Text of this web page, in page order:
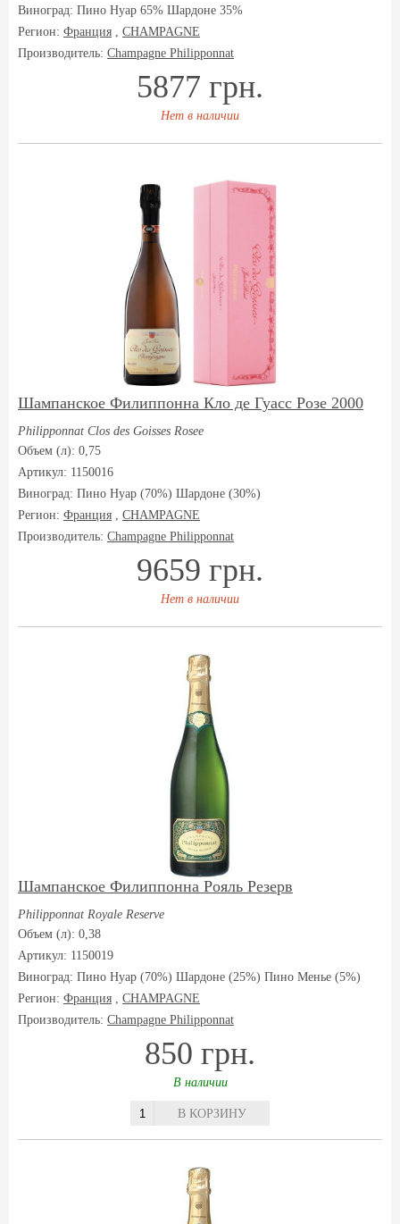
Виноград: Пино Нуар 65% Шардоне 35%
Регион: Франция , CHAMPAGNE
Производитель: Champagne Philipponnat
5877 грн.
Нет в наличии
Шампанское Филиппонна Кло де Гуасс Розе 2000
Philipponnat Clos des Goisses Rosee
Объем (л): 0,75
Артикул: 1150016
Виноград: Пино Нуар (70%) Шардоне (30%)
Регион: Франция , CHAMPAGNE
Производитель: Champagne Philipponnat
9659 грн.
Нет в наличии
Шампанское Филиппонна Рояль Резерв
Philipponnat Royale Reserve
Объем (л): 0,38
Артикул: 1150019
Виноград: Пино Нуар (70%) Шардоне (25%) Пино Менье (5%)
Регион: Франция , CHAMPAGNE
Производитель: Champagne Philipponnat
850 грн.
В наличии
В КОРЗИНУ